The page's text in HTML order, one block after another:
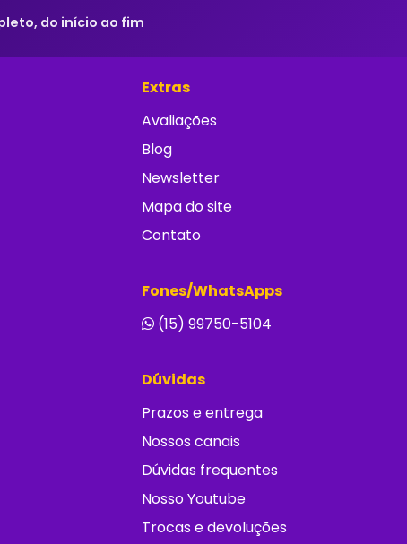
do início ao fim
Extras
Avaliações
Blog
Newsletter
Mapa do site
Contato
Fones/WhatsApps
(15) 99750-5104
Dúvidas
Prazos e entrega
Nossos canais
Dúvidas frequentes
Nosso Youtube
Trocas e devoluções